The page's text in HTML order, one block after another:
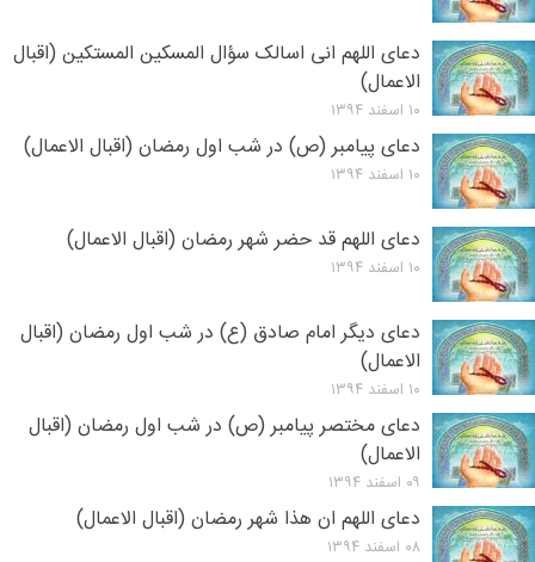
دعای اللهم انی اسالک سؤال المسکین المستکین (اقبال
الاعمال)
۱۰ اسفند ۱۳۹۴
دعای پیامبر (ص) در شب اول رمضان (اقبال الاعمال)
۱۰ اسفند ۱۳۹۴
دعای اللهم قد حضر شهر رمضان (اقبال الاعمال)
۱۰ اسفند ۱۳۹۴
دعای دیگر امام صادق (ع) در شب اول رمضان (اقبال
الاعمال)
۱۰ اسفند ۱۳۹۴
دعای مختصر پیامبر (ص) در شب اول رمضان (اقبال
الاعمال)
۰۹ اسفند ۱۳۹۴
دعای اللهم ان هذا شهر رمضان (اقبال الاعمال)
۰۸ اسفند ۱۳۹۴